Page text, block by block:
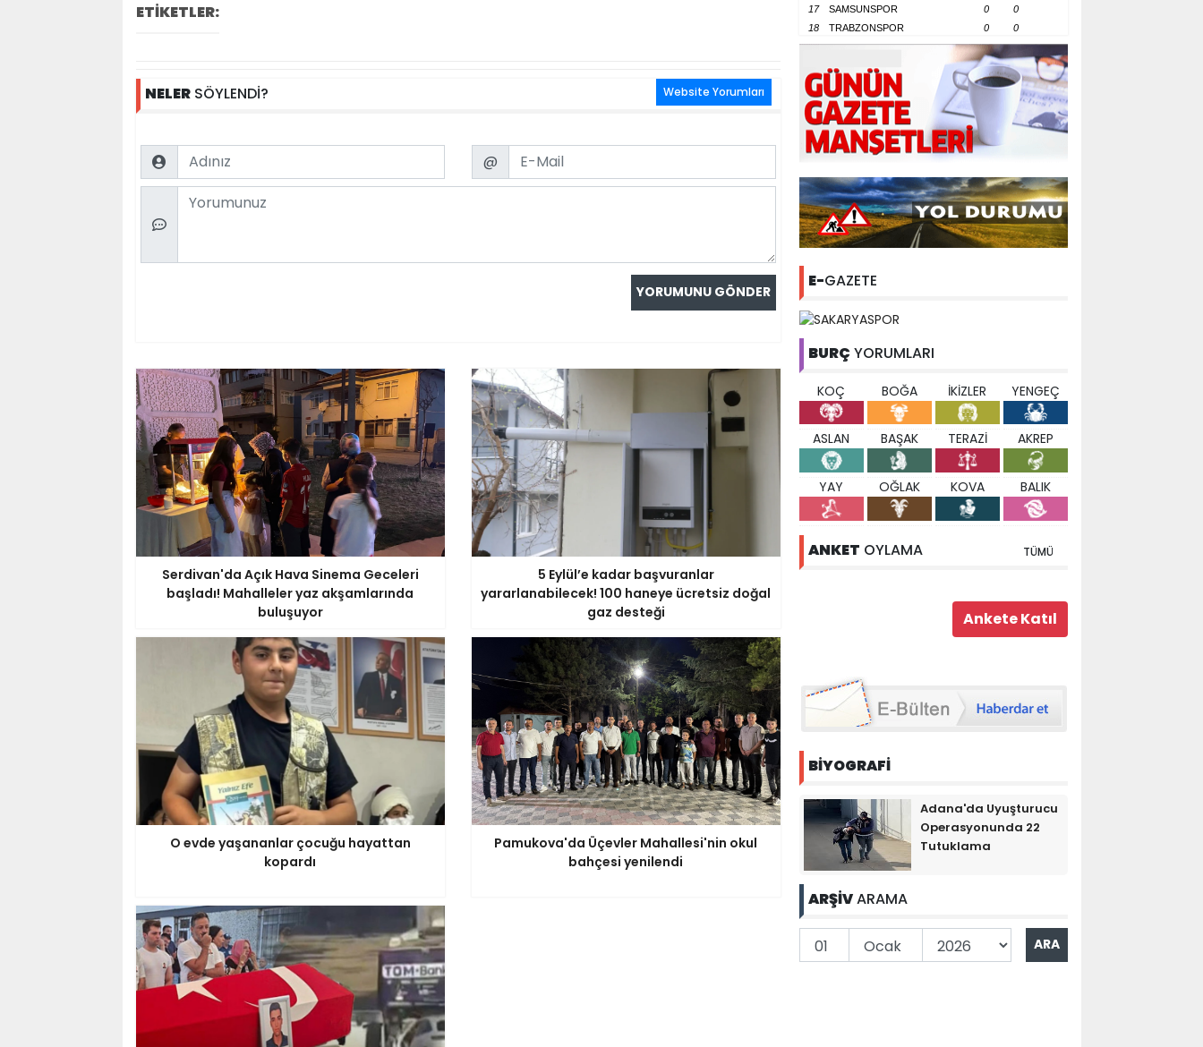
ETİKETLER:
NELERSÖYLENDİ? Website Yorumları
Name Email
@
Comment
Serdivan'da Açık Hava Sinema Geceleri
başladı! Mahalleler yaz akşamlarında
buluşuyor
5 Eylül’e kadar başvuranlar
yararlanabilecek! 100 haneye ücretsiz doğal
gaz desteği
O evde yaşananlar çocuğu hayattan
kopardı
Pamukova'da Üçevler Mahallesi'nin okul
bahçesi yenilendi
17
SAMSUNSPOR 0
0
18
TRABZONSPOR 0 0
E-GAZETE
BURÇ YORUMLARI
KOÇ BOĞA İKİZLER YENGEÇ
ASLAN BAŞAK TERAZİ AKREP
YAY OĞLAK KOVA BALIK
ANKET OYLAMA TÜMÜ
BİYOGRAFİ
Adana'da Uyuşturucu
Operasyonunda 22
Tutuklama
ARŞİVARAMA